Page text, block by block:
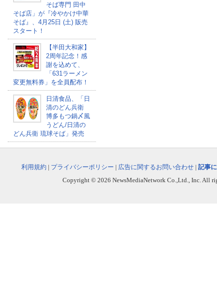
そば専門 田中
そば店」が『冷やかけ中華
そば』、4月25日 (土) 販売
スタート！
【半田大和家】
2周年記念！感
謝を込めて、
「631ラーメン
変更無料券」を全員配布！
日清食品、「日
清のどん兵衛
博多もつ鍋〆風
うどん/日清の
どん兵衛 琉球そば」発売
利用規約 | プライバシーポリシー | 広告に関するお問い合わせ | 記事
Copyright © 2026 NewsMediaNetwork Co.,Ltd., Inc. All